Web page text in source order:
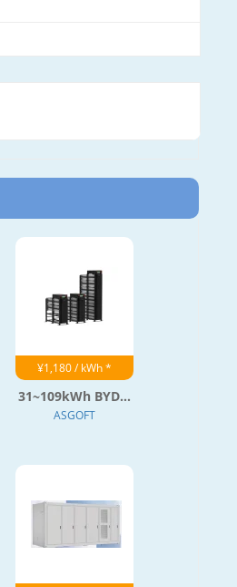
¥1,180 / kWh *
31~109kWh BYD...
ASGOFT